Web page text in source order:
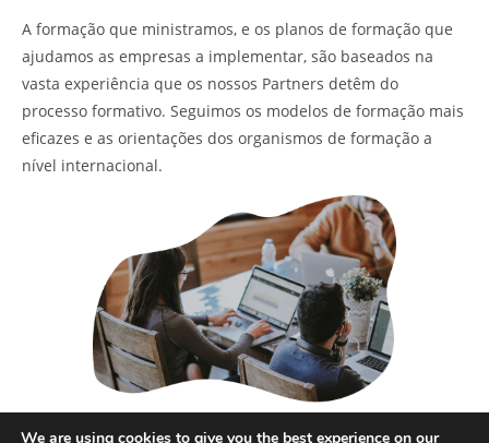
A formação que ministramos, e os planos de formação que
ajudamos as empresas a implementar, são baseados na
vasta experiência que os nossos Partners detêm do
processo formativo. Seguimos os modelos de formação mais
eficazes e as orientações dos organismos de formação a
nível internacional.
Saber mais
We are using cookies to give you the best experience on our